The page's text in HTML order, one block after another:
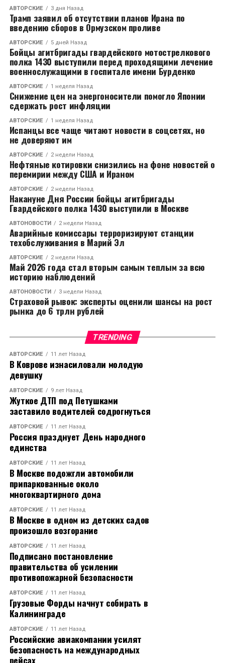
АВТОРСКИЕ 3 дня Назад
Трамп заявил об отсутствии планов Ирана по
введению сборов в Ормузском проливе
АВТОРСКИЕ 5 дней Назад
Бойцы агитбригады гвардейского мотострелкового
полка 1430 выступили перед проходящими лечение
военнослужащими в госпитале имени Бурденко
АВТОРСКИЕ 1 неделя Назад
Снижение цен на энергоносители помогло Японии
сдержать рост инфляции
АВТОРСКИЕ 1 неделя Назад
Испанцы все чаще читают новости в соцсетях, но
не доверяют им
АВТОРСКИЕ 2 недели Назад
Нефтяные котировки снизились на фоне новостей о
перемирии между США и Ираном
АВТОРСКИЕ 2 недели Назад
Накануне Дня России бойцы агитбригады
Гвардейского полка 1430 выступили в Москве
АВТОНОВОСТИ 2 недели Назад
Аварийные комиссары терроризируют станции
техобслуживания в Марий Эл
АВТОРСКИЕ 2 недели Назад
Май 2026 года стал вторым самым теплым за всю
историю наблюдений
АВТОНОВОСТИ 3 недели Назад
Страховой рывок: эксперты оценили шансы на рост
рынка до 6 трлн рублей
TRENDING
АВТОРСКИЕ 11 лет Назад
В Коврове изнасиловали молодую
девушку
АВТОРСКИЕ 9 лет Назад
Жуткое ДТП под Петушками
заставило водителей содрогнуться
АВТОРСКИЕ 11 лет Назад
Россия празднует День народного
единства
АВТОРСКИЕ 11 лет Назад
В Москве подожгли автомобили
припаркованные около
многоквартирного дома
АВТОРСКИЕ 11 лет Назад
В Москве в одном из детских садов
произошло возгорание
АВТОРСКИЕ 11 лет Назад
Подписано постановление
правительства об усилении
противопожарной безопасности
АВТОРСКИЕ 11 лет Назад
Грузовые Форды начнут собирать в
Калининграде
АВТОРСКИЕ 11 лет Назад
Российские авиакомпании усилят
безопасность на международных
рейсах